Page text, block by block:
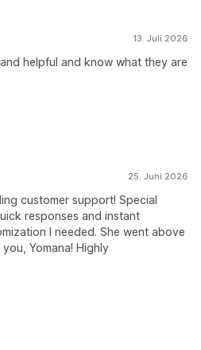
13. Juli 2026
helpful and know what they are
25. Juni 2026
customer support! Special
responses and instant
I needed. She went above
Yomana! Highly